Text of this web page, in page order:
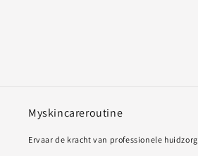
Myskincareroutine
Ervaar de kracht van professionele huidzorg